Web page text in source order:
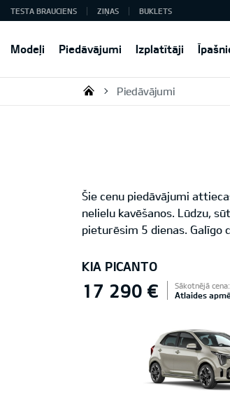
Modeļi Piedāvājumi Izplatītāji
TESTA BRAUCIENS ZIŅAS BUKLETS
KIA AUTO AS
Piedāvājumi
Šie cenu piedāvājumi
nelielu kavēšanos. Lūdzu,
pieturēsim 5 dienas. Galīgo
KIA PICANTO
17 290 € Sākotnējā
Atlaides